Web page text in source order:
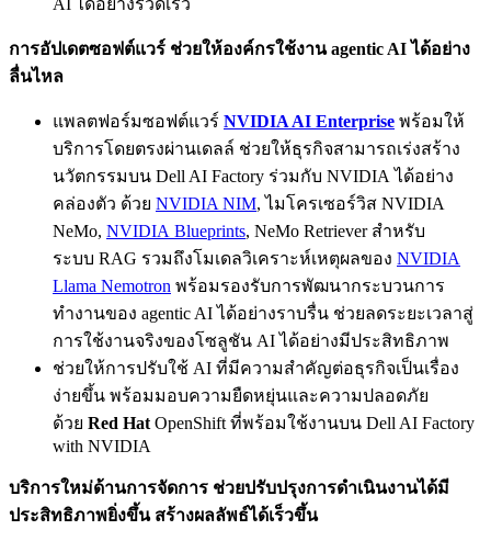
การอัปเดตซอฟต์แวร์ ช่วยให้องค์กรใช้งานagentic AIได้อย่าง
ลื่นไหล
แพลตฟอร์มซอฟต์แวร์ NVIDIA AI Enterprise พร้อมให้
บริการโดยตรงผ่านเดลล์ ช่วยให้ธุรกิจสามารถเร่งสร้าง
นวัตกรรมบน Dell AI Factory ร่วมกับ NVIDIA ได้อย่าง
คล่องตัว ด้วย NVIDIA NIM, ไมโครเซอร์วิส NVIDIA
NeMo, NVIDIA Blueprints, NeMo Retriever สำหรับ
ระบบ RAG รวมถึงโมเดลวิเคราะห์เหตุผลของ NVIDIA
Llama Nemotron พร้อมรองรับการพัฒนากระบวนการ
ทำงานของ agentic AI ได้อย่างราบรื่น ช่วยลดระยะเวลาสู่
การใช้งานจริงของโซลูชัน AI ได้อย่างมีประสิทธิภาพ
ช่วยให้การปรับใช้ AI ที่มีความสำคัญต่อธุรกิจเป็นเรื่อง
ง่ายขึ้น พร้อมมอบความยืดหยุ่นและความปลอดภัย
ด้วย Red Hat OpenShift ที่พร้อมใช้งานบน Dell AI Factory
with NVIDIA
บริการใหม่ด้านการจัดการ ช่วยปรับปรุงการดำเนินงานได้มี
ประสิทธิภาพยิ่งขึ้น สร้างผลลัพธ์ได้เร็วขึ้น